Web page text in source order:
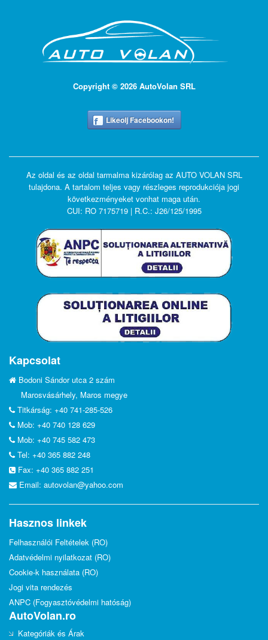
Copyright © 2026 AutoVolan SRL
Likeolj Facebookon!
Az oldal és az oldal tarmalma kizárólag az AUTO VOLAN SRL
tulajdona. A tartalom teljes vagy részleges reprodukciója jogi
következményeket vonhat maga után.
CUI: RO 7175719 | R.C.: J26/125/1995
Kapcsolat
Bodoni Sándor utca 2 szám
Marosvásárhely, Maros megye
Titkárság: +40 741-285-526
Mob: +40 740 128 629
Mob: +40 745 582 473
Tel: +40 365 882 248
Fax: +40 365 882 251
Email: autovolan@yahoo.com
Hasznos linkek
Felhasználói Feltételek (RO)
Adatvédelmi nyilatkozat (RO)
Cookie-k használata (RO)
Jogi vita rendezés
ANPC (Fogyasztóvédelmi hatóság)
AutoVolan.ro
Kategóriák és Árak